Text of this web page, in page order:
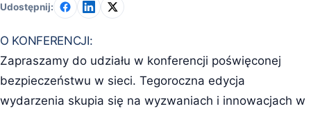
Udostępnij:
O KONFERENCJI:
Zapraszamy do udziału w konferencji poświęconej
bezpieczeństwu w sieci. Tegoroczna edycja
wydarzenia skupia się na wyzwaniach i innowacjach w